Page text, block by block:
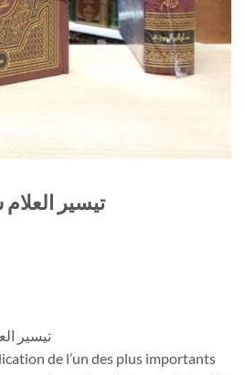
تيسير
تيسير
de l’un des plus importants